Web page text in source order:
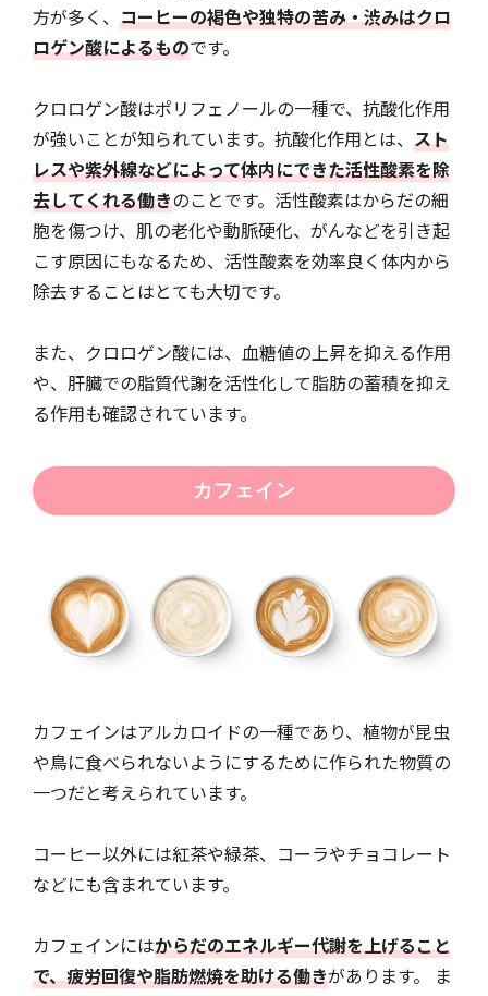
方が多く、 コーヒーの褐色や独特の苦み・渋みはクロ
ロゲン酸によるものです。
クロロゲン酸はポリフェノールの一種で、抗酸化作用
が強いことが知られています。抗酸化作用とは、 スト
レスや紫外線などによって体内にできた活性酸素を除
去してくれる働きのことです。活性酸素はからだの細
胞を傷つけ、肌の老化や動脈硬化、がんなどを引き起
こす原因にもなるため、活性酸素を効率良く体内から
除去することはとても大切です。
また、クロロゲン酸には、血糖値の上昇を抑える作用
や、肝臓での脂質代謝を活性化して脂肪の蓄積を抑え
る作用も確認されています。
カフェイン
カフェインはアルカロイドの一種であり、植物が昆虫
や鳥に食べられないようにするために作られた物質の
一つだと考えられています。
コーヒー以外には紅茶や緑茶、コーラやチョコレート
などにも含まれています。
カフェインにはからだのエネルギー代謝を上げること
で、疲労回復や脂肪燃焼を助ける働きがあります。 ま